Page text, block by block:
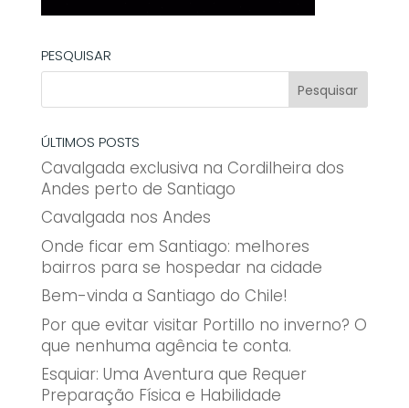
PESQUISAR
ÚLTIMOS POSTS
Cavalgada exclusiva na Cordilheira dos
Andes perto de Santiago
Cavalgada nos Andes
Onde ficar em Santiago: melhores
bairros para se hospedar na cidade
Bem-vinda a Santiago do Chile!
Por que evitar visitar Portillo no inverno? O
que nenhuma agência te conta.
Esquiar: Uma Aventura que Requer
Preparação Física e Habilidade